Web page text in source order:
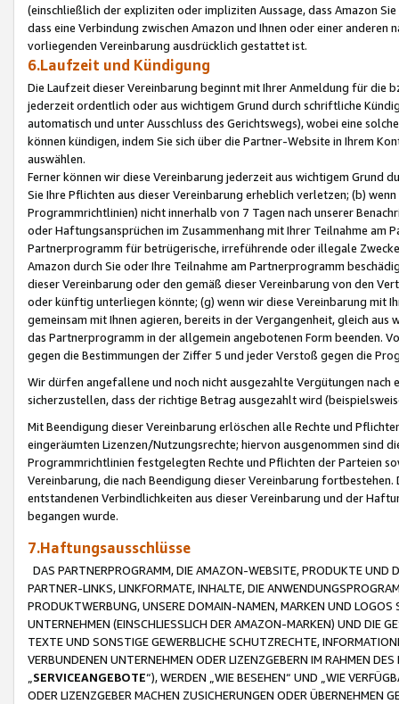
(einschließlich der expliziten oder impliziten Aussage, dass Amazon
dass eine Verbindung zwischen Amazon und Ihnen oder einer
vorliegenden Vereinbarung ausdrücklich gestattet ist.
6.Laufzeit und Kündigung
Die Laufzeit dieser Vereinbarung beginnt mit Ihrer Anmeldung für die
jederzeit ordentlich oder aus wichtigem Grund durch schriftliche
automatisch und unter Ausschluss des Gerichtswegs), wobei eine
können kündigen, indem Sie sich über die Partner-Website in Ihrem
auswählen.
Ferner können wir diese Vereinbarung jederzeit aus wichtigem Grund
Sie Ihre Pflichten aus dieser Vereinbarung erheblich verletzen; (b)
Programmrichtlinien) nicht innerhalb von 7 Tagen nach unserer
oder Haftungsansprüchen im Zusammenhang mit Ihrer Teilnahme am
Partnerprogramm für betrügerische, irreführende oder illegale
Amazon durch Sie oder Ihre Teilnahme am Partnerprogramm
dieser Vereinbarung oder den gemäß dieser Vereinbarung von den
oder künftig unterliegen könnte; (g) wenn wir diese Vereinbarung mit
gemeinsam mit Ihnen agieren, bereits in der Vergangenheit, gleich
das Partnerprogramm in der allgemein angebotenen Form beenden.
gegen die Bestimmungen der Ziffer 5 und jeder Verstoß gegen die
Wir dürfen angefallene und noch nicht ausgezahlte Vergütungen
sicherzustellen, dass der richtige Betrag ausgezahlt wird
Mit Beendigung dieser Vereinbarung erlöschen alle Rechte und
eingeräumten Lizenzen/Nutzungsrechte; hiervon ausgenommen sind
Programmrichtlinien festgelegten Rechte und Pflichten der Parteien
Vereinbarung, die nach Beendigung dieser Vereinbarung
entstandenen Verbindlichkeiten aus dieser Vereinbarung und der
begangen wurde.
7.Haftungsausschlüsse
DAS PARTNERPROGRAMM, DIE AMAZON-WEBSITE, PRODUKTE UND
PARTNER-LINKS, LINKFORMATE, INHALTE, DIE
PRODUKTWERBUNG, UNSERE DOMAIN-NAMEN, MARKEN UND
UNTERNEHMEN (EINSCHLIESSLICH DER AMAZON-MARKEN) UND DIE
TEXTE UND SONSTIGE GEWERBLICHE SCHUTZRECHTE,
VERBUNDENEN UNTERNEHMEN ODER LIZENZGEBERN IM RAHMEN
SERVICEANGEBOTE“), WERDEN „WIE BESEHEN“ UND „WIE
ODER LIZENZGEBER MACHEN ZUSICHERUNGEN ODER ÜBERNEHMEN